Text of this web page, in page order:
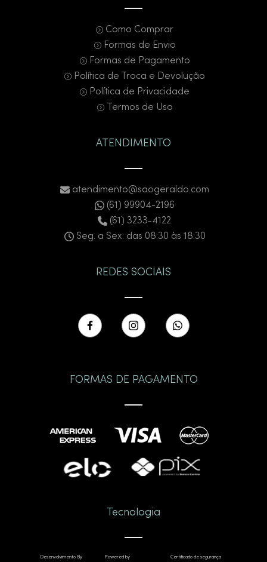
Como Comprar
Formas de Envio
Formas de Pagamento
Política de Troca e Devolução
Política de Privacidade
Termos de Uso
ATENDIMENTO
atendimento@saogeraldo.com
(61) 99904-2196
(61) 3233-4122
Seg. a Sex: das 08:30 às 18:30
REDES SOCIAIS
FORMAS DE PAGAMENTO
Tecnologia
Desenvolvimento By Powered by Certificado de segurança